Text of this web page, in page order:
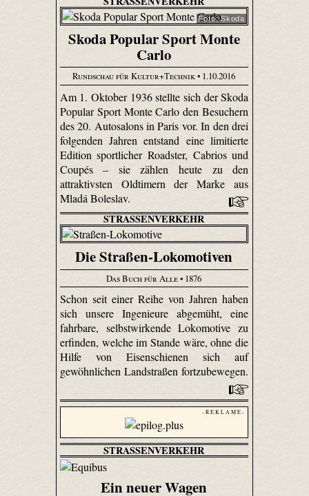
Foto: Skoda
Skoda Popular Sport Monte
Carlo
Rundschau für Kultur+Technik• 1.10.2016
Am 1. Oktober 1936 stellte sich der Skoda
Popular Sport Monte Carlo den Besuchern
des 20. Autosalons in Paris vor. In den drei
folgenden Jahren entstand eine limitierte
Edition sportlicher Roadster, Cabrios und
Coupés – sie zählen heute zu den
attraktivsten Oldtimern der Marke aus
Mladá Boleslav.
STRASSENVERKEHR
Die Straßen-Lokomotiven
Das Buch für Alle• 1876
Schon seit einer Reihe von Jahren haben
sich unsere Ingenieure abgemüht, eine
fahrbare, selbst­wirkende Lokomotive zu
erfinden, welche im Stande wäre, ohne die
Hilfe von Eisenschienen sich auf
gewöhnlichen Landstraßen fortzubewegen.
- R E K L A M E -
STRASSENVERKEHR
Ein neuer Wagen